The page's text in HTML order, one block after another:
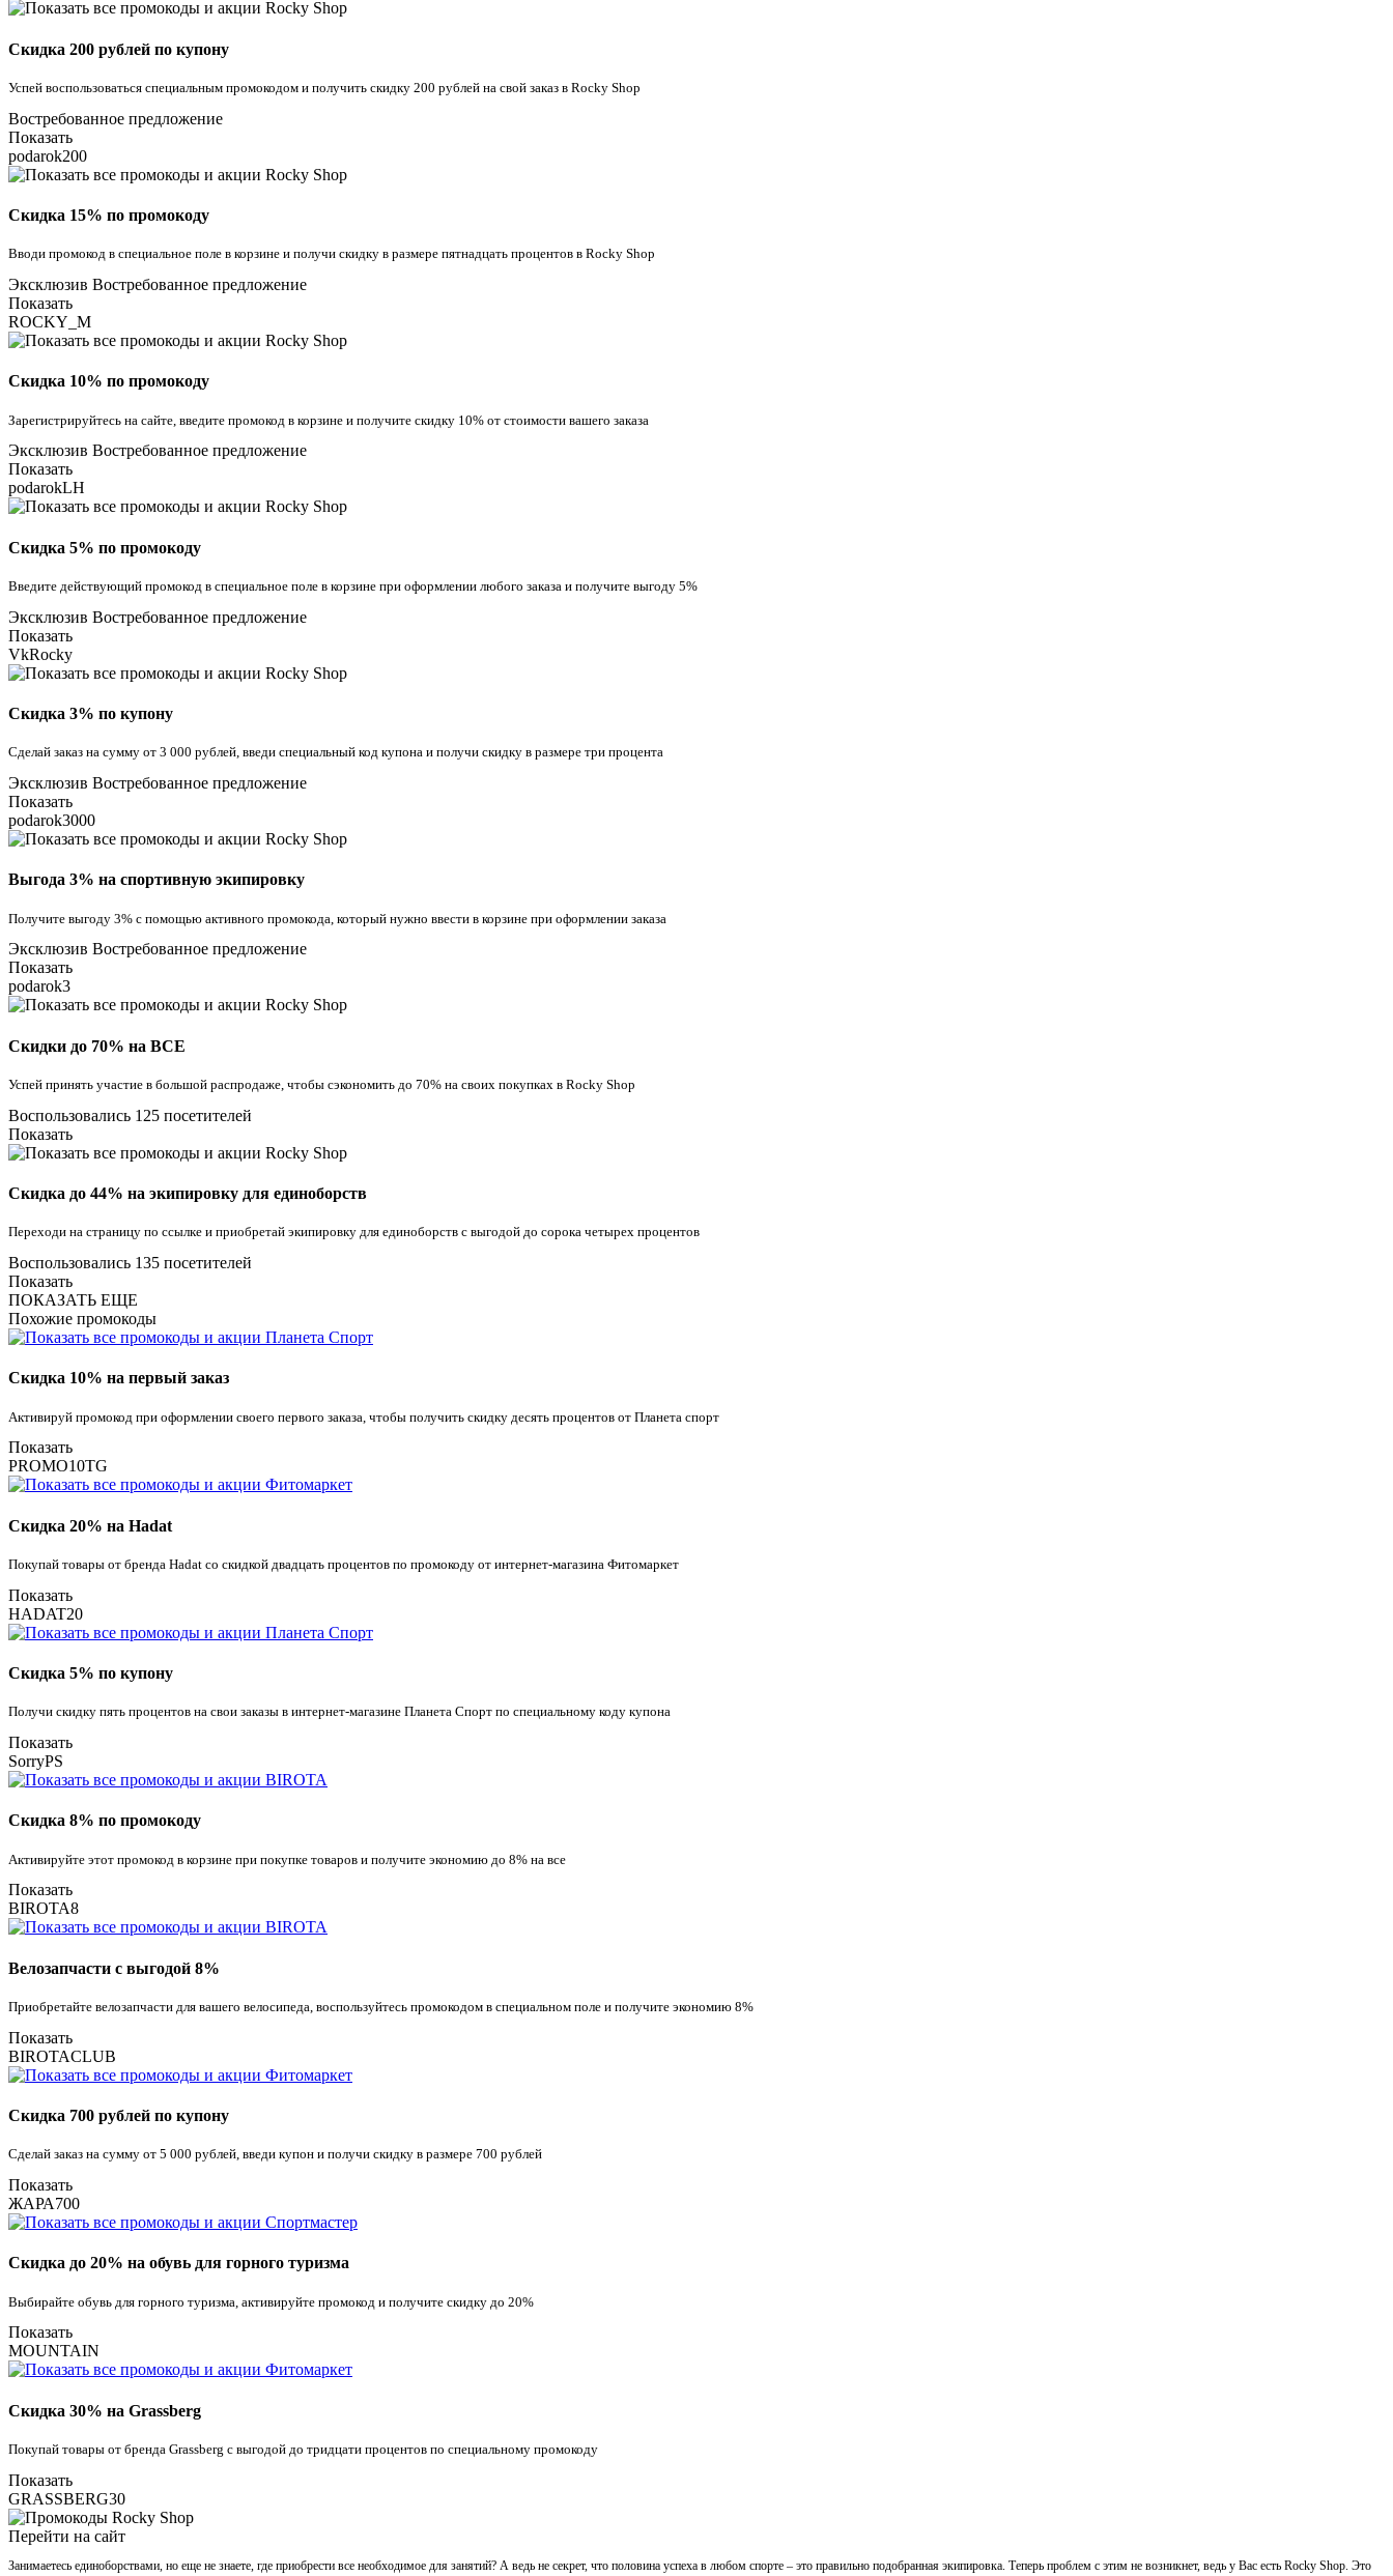
Скидка 200 рублей по купону
Успей воспользоваться специальным промокодом и получить скидку 200 рублей на свой заказ в Rocky Shop
Востребованное предложение
Показать
podarok200
Скидка 15% по промокоду
Вводи промокод в специальное поле в корзине и получи скидку в размере пятнадцать процентов в Rocky Shop
Эксклюзив Востребованное предложение
Показать
ROCKY_M
Скидка 10% по промокоду
Зарегистрируйтесь на сайте, введите промокод в корзине и получите скидку 10% от стоимости вашего заказа
Эксклюзив Востребованное предложение
Показать
podarokLH
Скидка 5% по промокоду
Введите действующий промокод в специальное поле в корзине при оформлении любого заказа и получите выгоду 5%
Эксклюзив Востребованное предложение
Показать
VkRocky
Скидка 3% по купону
Сделай заказ на сумму от 3 000 рублей, введи специальный код купона и получи скидку в размере три процента
Эксклюзив Востребованное предложение
Показать
podarok3000
Выгода 3% на спортивную экипировку
Получите выгоду 3% с помощью активного промокода, который нужно ввести в корзине при оформлении заказа
Эксклюзив Востребованное предложение
Показать
podarok3
Скидки до 70% на ВСЕ
Успей принять участие в большой распродаже, чтобы сэкономить до 70% на своих покупках в Rocky Shop
Воспользовались 125 посетителей
Показать
Скидка до 44% на экипировку для единоборств
Переходи на страницу по ссылке и приобретай экипировку для единоборств с выгодой до сорока четырех процентов
Воспользовались 135 посетителей
Показать
ПОКАЗАТЬ ЕЩЕ
Похожие промокоды
Скидка 10% на первый заказ
Активируй промокод при оформлении своего первого заказа, чтобы получить скидку десять процентов от Планета спорт
Показать
PROMO10TG
Скидка 20% на Hadat
Покупай товары от бренда Hadat со скидкой двадцать процентов по промокоду от интернет-магазина Фитомаркет
Показать
HADAT20
Скидка 5% по купону
Получи скидку пять процентов на свои заказы в интернет-магазине Планета Спорт по специальному коду купона
Показать
SorryPS
Скидка 8% по промокоду
Активируйте этот промокод в корзине при покупке товаров и получите экономию до 8% на все
Показать
BIROTA8
Велозапчасти с выгодой 8%
Приобретайте велозапчасти для вашего велосипеда, воспользуйтесь промокодом в специальном поле и получите экономию 8%
Показать
BIROTACLUB
Скидка 700 рублей по купону
Сделай заказ на сумму от 5 000 рублей, введи купон и получи скидку в размере 700 рублей
Показать
ЖАРА700
Скидка до 20% на обувь для горного туризма
Выбирайте обувь для горного туризма, активируйте промокод и получите скидку до 20%
Показать
MOUNTAIN
Скидка 30% на Grassberg
Покупай товары от бренда Grassberg с выгодой до тридцати процентов по специальному промокоду
Показать
GRASSBERG30
Перейти на сайт
Занимаетесь единоборствами, но еще не знаете, где приобрести все необходимое для занятий? А ведь не секрет, что половина успеха в любом спорте – это правильно подобранная экипировка. Теперь проблем с этим не возникнет, ведь у Вас есть Rocky Shop. Это